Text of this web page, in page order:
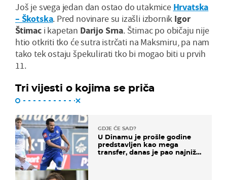
Još je svega jedan dan ostao do utakmice Hrvatska
– Škotska. Pred novinare su izašli izbornik Igor
Štimaci kapetan Darijo Srna. Štimac po običaju nije
htio otkriti tko će sutra istrčati na Maksmiru, pa nam
tako tek ostaju špekulirati tko bi mogao biti u prvih
11.
Tri vijesti o kojima se priča
GDJE ĆE SAD?
U Dinamu je prošle godine
predstavljen kao mega
transfer, danas je pao najniže